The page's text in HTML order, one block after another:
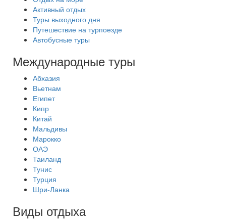
Активный отдых
Туры выходного дня
Путешествие на турпоезде
Автобусные туры
Международные туры
Абхазия
Вьетнам
Египет
Кипр
Китай
Мальдивы
Марокко
ОАЭ
Таиланд
Тунис
Турция
Шри-Ланка
Виды отдыха